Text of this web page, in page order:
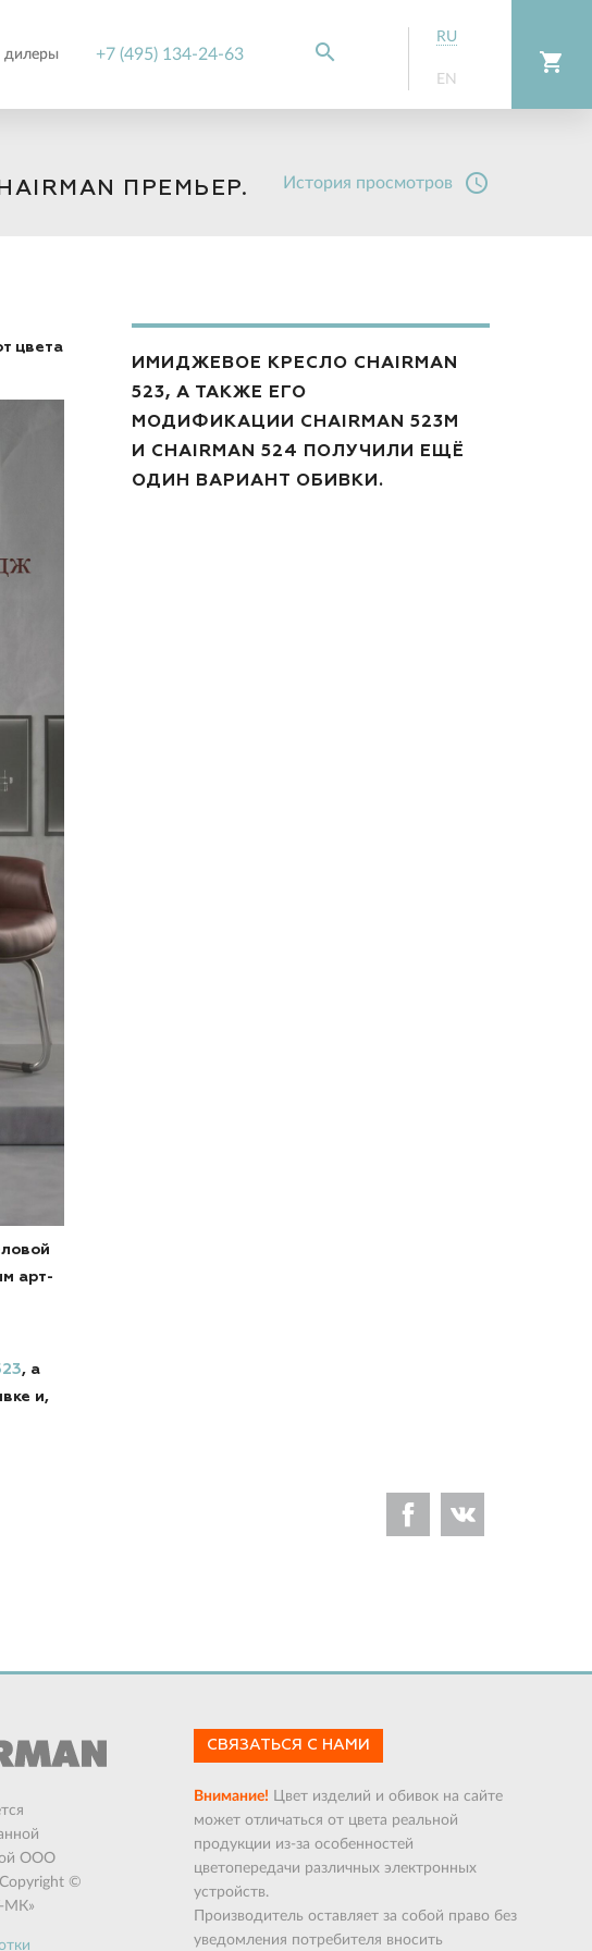
дилеры +7 (495) 134-24-63 search
RU
EN
shopping_cart
ПРЕМЬЕР. История просмотров access_time
цвета
арт-
, а
и,
ИМИДЖЕВОЕ КРЕСЛО CHAIRMAN
523, А ТАКЖЕ ЕГО
МОДИФИКАЦИИ CHAIRMAN 523М
И CHAIRMAN 524 ПОЛУЧИЛИ ЕЩЁ
ОДИН ВАРИАНТ ОБИВКИ.
ООО
©
МК»
СВЯЗАТЬСЯ С НАМИ
Внимание! Цвет изделий и обивок на сайте
может отличаться от цвета реальной
продукции из-за особенностей
цветопередачи различных электронных
устройств.
Производитель оставляет за собой право без
уведомления потребителя вносить